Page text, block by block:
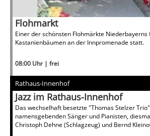
Flohmarkt
Einer der schönsten Flohmärkte
Kastanienbäumen an der Innpromenade statt.
08:00 Uhr | frei
Rathaus-Innenhof
Jazz im Rathaus-Innenhof
Das wechselhaft besetzte "Thomas Stelzer
namensgebenden Sänger und Pianisten,
Christoph Dehne (Schlagzeug) und Bernd